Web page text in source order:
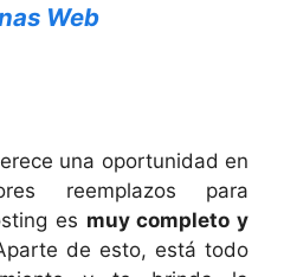
Web
una oportunidad en
reemplazos para
es muy completo y
de esto, está todo